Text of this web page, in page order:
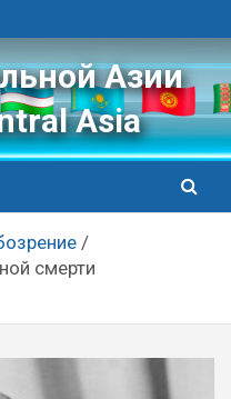
Азии
Asia
смерти